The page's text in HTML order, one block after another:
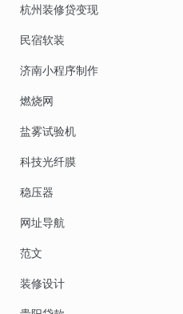
杭州装修贷变现
民宿软装
济南小程序制作
燃烧网
盐雾试验机
科技光纤膜
稳压器
网址导航
范文
装修设计